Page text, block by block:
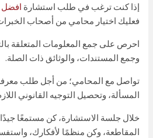
إذا كنت ترغب في طلب استشارة افضل
فعليك اختيار محامي من أصحاب
احرص على جمع المعلومات المتعلقة
وجمع المستندات، والوثائق ذات الصلة.
تواصل مع المحامي؛ من أجل طلب
المسألة، وتحصيل التوجيه القانوني
خلال جلسة الاستشارة، كن مستمعًا
المقاطعة، وكن منظمًا لأفكارك،